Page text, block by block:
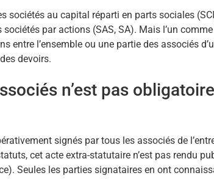
sociétés au capital réparti en parts sociales
par actions (SAS, SA). Mais l’un
entre l’ensemble ou une partie des associés
devoirs.
n’est pas obligatoire
signés par tous les associés de
cet acte extra-statutaire n’est pas rendu
Seules les parties signataires en ont